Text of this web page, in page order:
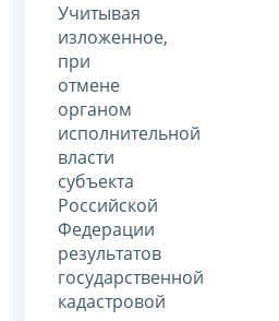
Учитывая
изложенное,
при
отмене
органом
исполнительной
власти
субъекта
Российской
Федерации
результатов
государственной
кадастровой